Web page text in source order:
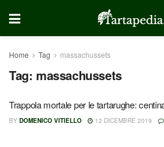
Home Tag massachussets
Tag: massachussets
Trappola mortale per le tartarughe:
BY DOMENICO VITIELLO 12 DICEMBRE 2019